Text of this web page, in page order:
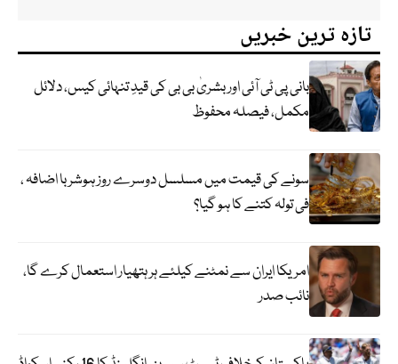
تازہ ترین خبریں
بانی پی ٹی آئی اور بشریٰ بی بی کی قیدِ تنہائی کیس، دلائل
مکمل، فیصلہ محفوظ
سونے کی قیمت میں مسلسل دوسرے روز ہوشربا اضافہ ،
فی تولہ کتنے کا ہو گیا؟
امریکا ایران سے نمٹنے کیلئے ہر ہتھیار استعمال کرے گا،
نائب صدر